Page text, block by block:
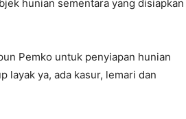
hunian sementara yang disiapkan
Pemko untuk penyiapan hunian
layak ya, ada kasur, lemari dan